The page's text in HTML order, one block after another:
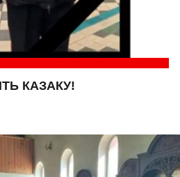
КАЗАКУ!